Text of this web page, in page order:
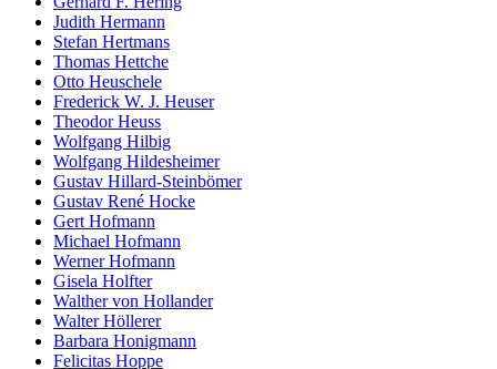
Judith Hermann
Stefan Hertmans
Thomas Hettche
Otto Heuschele
Frederick W. J. Heuser
Theodor Heuss
Wolfgang Hilbig
Wolfgang Hildesheimer
Gustav Hillard-Steinbömer
Gustav René Hocke
Gert Hofmann
Michael Hofmann
Werner Hofmann
Gisela Holfter
Walther von Hollander
Walter Höllerer
Barbara Honigmann
Felicitas Hoppe